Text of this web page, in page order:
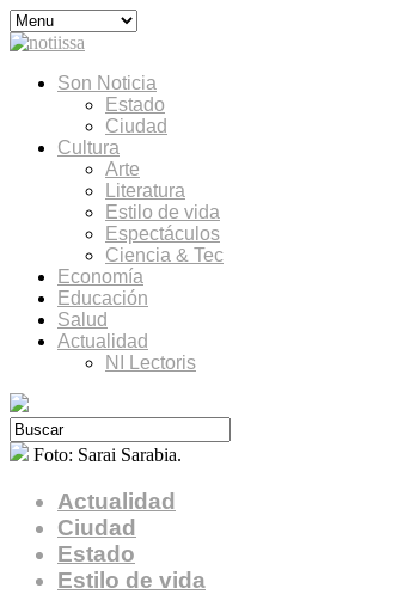
Son Noticia
Estado
Ciudad
Cultura
Arte
Literatura
Estilo de vida
Espectáculos
Ciencia & Tec
Economía
Educación
Salud
Actualidad
NI Lectoris
Foto: Sarai Sarabia.
Actualidad
Ciudad
Estado
Estilo de vida